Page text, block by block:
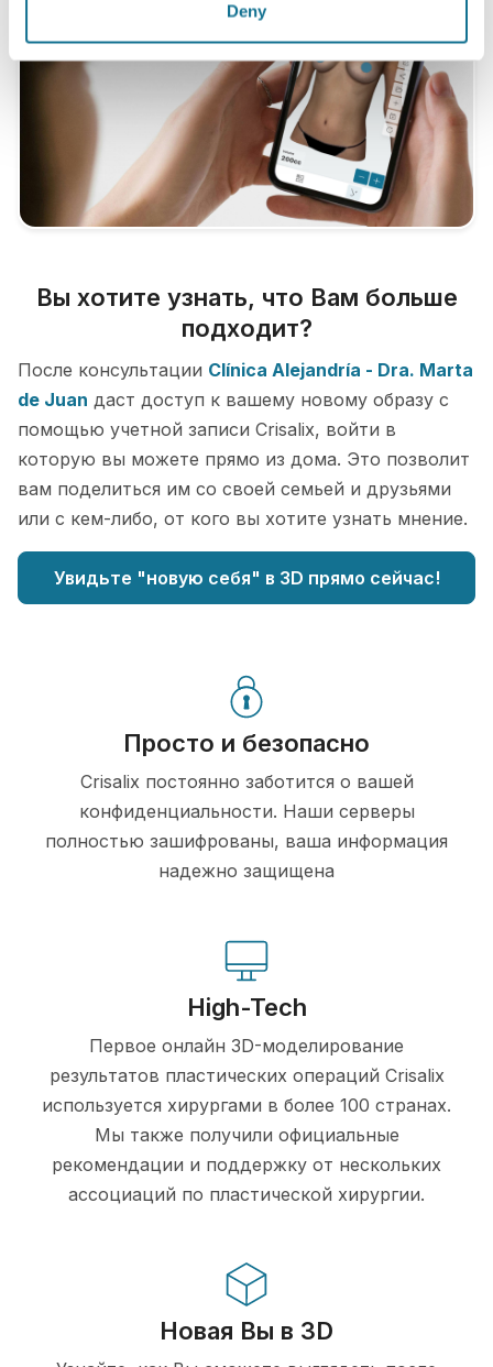
Deny
Вы хотите узнать, что Вам больше
подходит?
После консультации Clínica Alejandría - Dra. Marta
de Juan даст доступ к вашему новому образу с
помощью учетной записи Crisalix, войти в
которую вы можете прямо из дома. Это позволит
вам поделиться им со своей семьей и друзьями
или с кем-либо, от кого вы хотите узнать мнение.
Увидьте "новую себя" в 3D прямо сейчас!
Просто и безопасно
Crisalix постоянно заботится о вашей
конфиденциальности. Наши серверы
полностью зашифрованы, ваша информация
надежно защищена
High-Tech
Первое онлайн 3D-моделирование
результатов пластических операций Crisalix
используется хирургами в более 100 странах.
Мы также получили официальные
рекомендации и поддержку от нескольких
ассоциаций по пластической хирургии.
Новая Вы в 3D